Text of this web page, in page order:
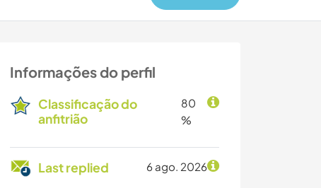
Informações do perfil
Classificação do
anfitrião
80
%
Last replied 6 ago. 2026